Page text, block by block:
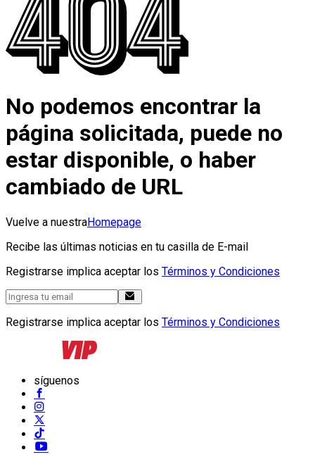
No podemos encontrar la
página solicitada, puede no
estar disponible, o haber
cambiado de URL
Vuelve a nuestraHomepage
Recibe las últimas noticias en tu casilla de E-mail
Registrarse implica aceptar los Términos y Condiciones
Registrarse implica aceptar los Términos y Condiciones
síguenos